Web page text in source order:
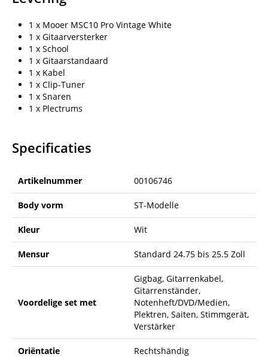
1 x Mooer MSC10 Pro Vintage White
1 x Gitaarversterker
1 x School
1 x Gitaarstandaard
1 x Kabel
1 x Clip-Tuner
1 x Snaren
1 x Plectrums
Specificaties
Artikelnummer 00106746
Body vorm ST-Modelle
Kleur Wit
Mensur Standard 24.75 bis 25.5 Zoll
Voordelige set met
Gigbag, Gitarrenkabel,
Gitarrenständer,
Notenheft/DVD/Medien,
Plektren, Saiten, Stimmgerät,
Verstärker
Oriëntatie Rechtshändig